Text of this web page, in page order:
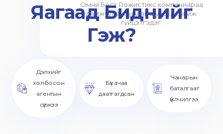
Омни Бест Ложистикс компаниараа
дамжуулан хурдан шуурхай хийж
гүйцэтгэдэг.
Яагаад Биднийг
Гэж?
Дэлхийг
холбосон
агентын
сүлжээ
Бүх ачаа
даатгагдсан
Чанарын
баталгаат
үйлчилгээ